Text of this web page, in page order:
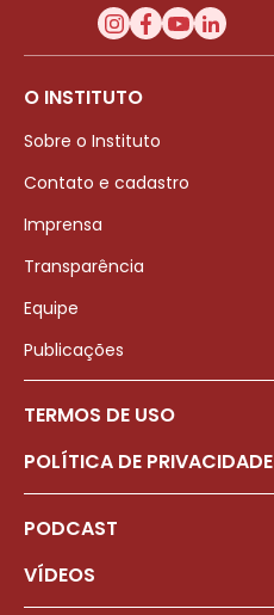
O INSTITUTO
Sobre o Instituto
Contato e cadastro
Imprensa
Transparência
Equipe
Publicações
TERMOS DE USO
POLÍTICA DE PRIVACIDADE
PODCAST
VÍDEOS